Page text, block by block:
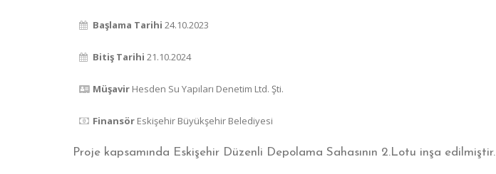
Başlama Tarihi 24.10.2023
Bitiş Tarihi 21.10.2024
Müşavir Hesden Su Yapıları Denetim Ltd. Şti.
Finansör Eskişehir Büyükşehir Belediyesi
Proje kapsamında Eskişehir Düzenli Depolama Sahasının 2.Lotu inşa edilmiştir.